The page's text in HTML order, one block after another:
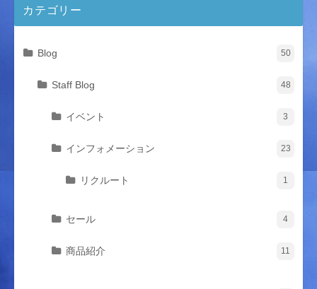
カテゴリー
Blog 50
Staff Blog 48
イベント 3
インフォメーション 23
リクルート 1
セール 4
商品紹介 11